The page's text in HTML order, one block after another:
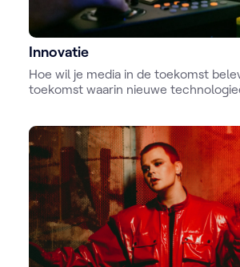
Innovatie
Hoe wil je media in de toekomst
toekomst waarin nieuwe
VRT is er vandaag al mee bezig. En
alleen. VRT bundelt wereldwijd de
andere partners om je de sterkste
beste manier te brengen.